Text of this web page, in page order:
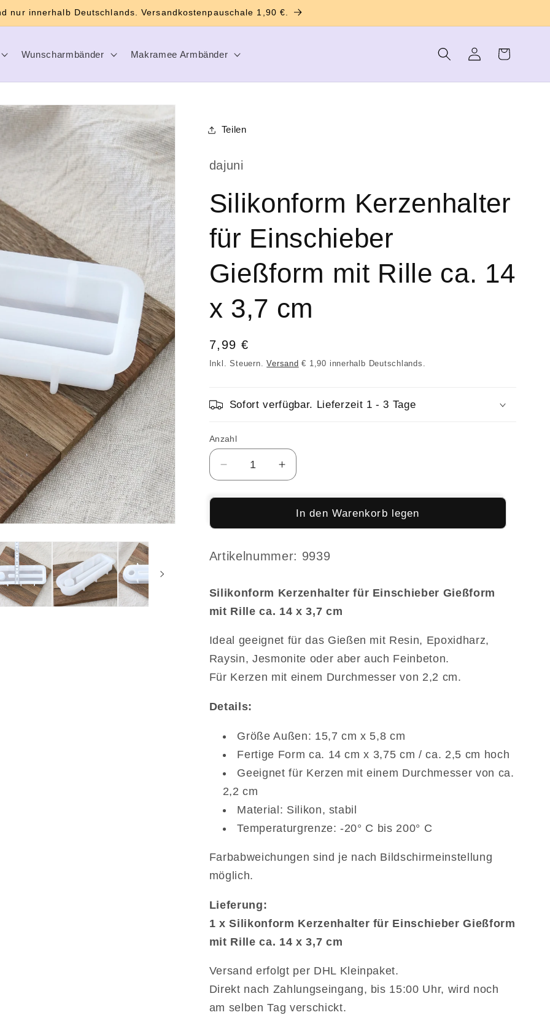
nur innerhalb Deutschlands. Versandkostenpauschale 1,90 €.
Wunscharmbänder Makramee Armbänder EinloggenWarenkorb
Teilen
dajuni
Silikonform Kerzenhalter
für Einschieber
Gießform mit Rille ca. 14
x 3,7 cm
Normaler
Preis
7,99 €
Inkl. Steuern.Versand € 1,90 innerhalb Deutschlands.
Sofort verfügbar. Lieferzeit 1 - 3 Tage
Anzahl
Anzahl
Verringere
die
Menge
Silikonform
für
mit
Rille
14
x
3,7
cm
Erhöhe
die
Menge
Silikonform
für
mit
Rille
14
x
cm
In den Warenkorb legen
Arktikelnummer:
Artikelnummer: 9939
Silikonform Kerzenhalter für Einschieber Gießform
mit Rille ca. 14 x 3,7 cm
Ideal geeignet für das Gießen mit Resin, Epoxidharz,
Raysin, Jesmonite oder aber auch Feinbeton.
Für Kerzen mit einem Durchmesser von 2,2 cm.
Details:
Größe Außen: 15,7 cm x 5,8 cm
Fertige Form ca. 14 cm x 3,75 cm / ca. 2,5 cm hoch
Geeignet für Kerzen mit einem Durchmesser von ca.
2,2 cm
Material: Silikon, stabil
Temperaturgrenze: -20° C bis 200° C
Farbabweichungen sind je nach Bildschirmeinstellung
möglich.
Lieferung:
1 x Silikonform Kerzenhalter für Einschieber Gießform
mit Rille ca. 14 x 3,7 cm
Versand erfolgt per DHL Kleinpaket.
Direkt nach Zahlungseingang, bis 15:00 Uhr, wird noch
am selben Tag verschickt.